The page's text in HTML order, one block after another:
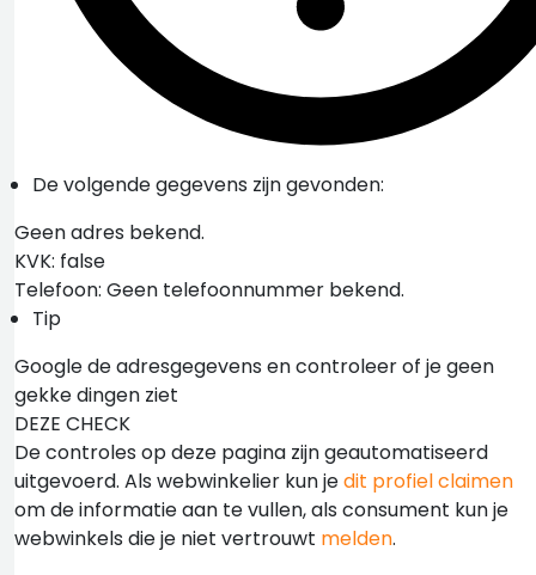
De volgende gegevens zijn gevonden:
Geen adres bekend.
KVK: false
Telefoon: Geen telefoonnummer bekend.
Tip
Google de adresgegevens en controleer of je geen
gekke dingen ziet
DEZE CHECK
De controles op deze pagina zijn geautomatiseerd
uitgevoerd. Als webwinkelier kun jedit profiel claimen
om de informatie aan te vullen, als consument kun je
webwinkels die je niet vertrouwt melden.